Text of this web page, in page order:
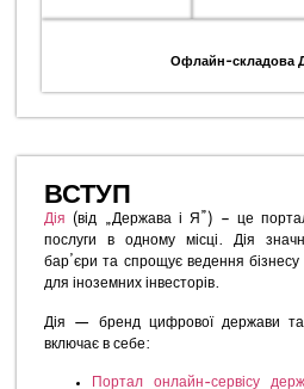
Офлайн-складова
ВСТУП
Дія (від „Держава і Я”) – це
послуги в одному місці. Дія
бар’єри та спрощує ведення
для іноземних інвесторів.
Дія — бренд цифрової держави та
включає в себе:
Портал онлайн-сервісу